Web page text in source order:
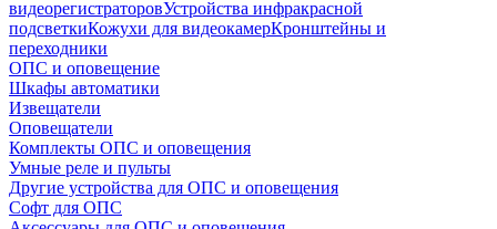
видеорегистраторовУстройства инфракрасной
подсветкиКожухи для видеокамерКронштейны и
переходники
ОПС и оповещение
Шкафы автоматики
Извещатели
Оповещатели
Комплекты ОПС и оповещения
Умные реле и пульты
Другие устройства для ОПС и оповещения
Софт для ОПС